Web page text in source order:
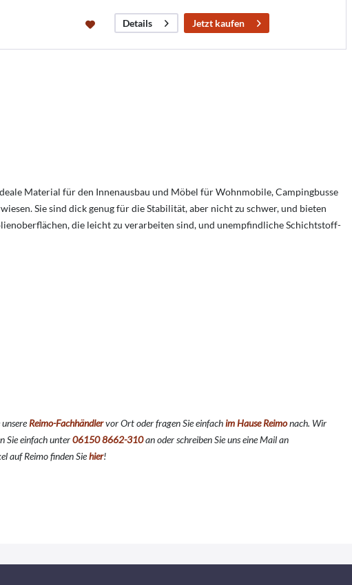
Details Jetzt kaufen
Material für den Innenausbau und Möbel für Wohnmobile, Campingbusse
Sie sind dick genug für die Stabilität, aber nicht zu schwer, und bieten
die leicht zu verarbeiten sind, und unempfindliche Schichtstoff-
Reimo-Fachhändlervor Ort oder fragen Sie einfachim Hause Reimonach. Wir
Sie einfach unter06150 8662-310an oder schreiben Sie uns eine Mail an
auf Reimo finden Siehier!